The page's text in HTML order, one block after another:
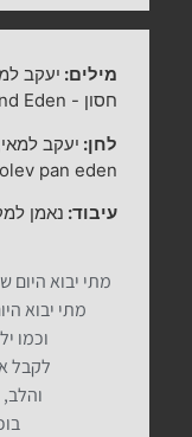
מילים: יעקב
חסון -
Eden
לחן: יעקב
pan eden
עיבוד: נאמן
מתי יבוא
מתי יבוא
וכמו
לקבל